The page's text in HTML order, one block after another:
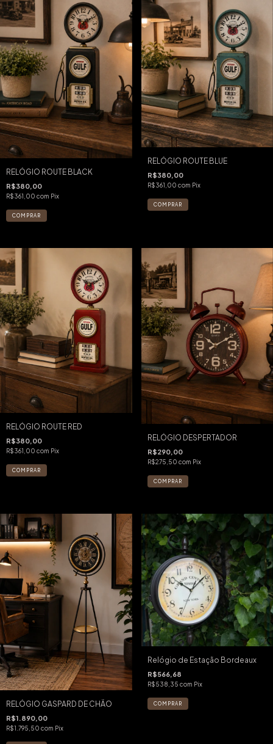
RELÓGIO ROUTE BLACK
R$380,00
R$361,00 com Pix
RELÓGIO ROUTE BLUE
R$380,00
R$361,00 com Pix
RELÓGIO ROUTE RED
R$380,00
R$361,00 com Pix
RELÓGIO DESPERTADOR
R$290,00
R$275,50 com Pix
RELÓGIO GASPARD DE CHÃO
R$1.890,00
R$1.795,50 com Pix
Relógio de Estação Bordeaux
R$566,68
R$538,35 com Pix